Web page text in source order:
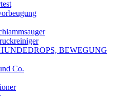
BEWEGUNG
Co.